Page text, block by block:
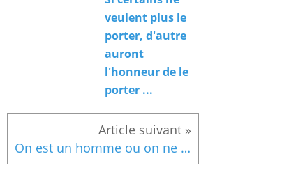
veulent plus le
porter, d'autre
auront
l'honneur de le
porter ...
On est un homme ou on ne l'est pas !